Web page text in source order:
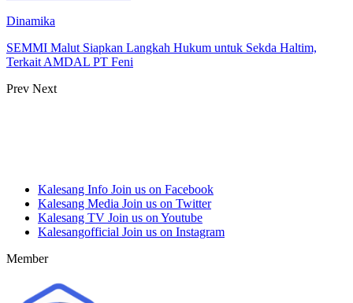
Dinamika
SEMMI Malut Siapkan Langkah Hukum untuk Sekda Haltim,
Terkait AMDAL PT Feni
Prev Next
Kalesang Info Join us on Facebook
Kalesang Media Join us on Twitter
Kalesang TV Join us on Youtube
Kalesangofficial Join us on Instagram
Member